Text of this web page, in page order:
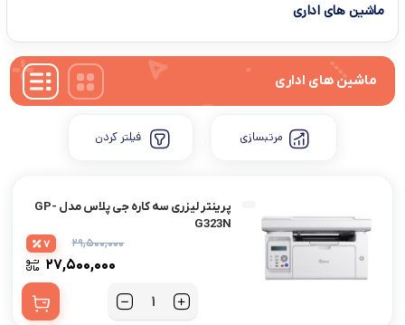
ماشین های اداری
ماشین های اداری
مرتبسازی فیلتر کردن
پرینتر لیزری سه کاره جی پلاس مدل GP-
G323N
۲۹,۵۰۰,۰۰۰
۲۷,۵۰۰,۰۰۰
7